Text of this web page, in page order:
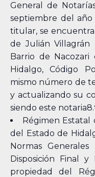
General de
septiembre del
titular, se
de Julián Villagrán
Barrio de
Hidalgo, Código
mismo número de
y actualizando su
siendo este
Régimen Estatal
del Estado de
Normas
Disposición Final
propiedad del